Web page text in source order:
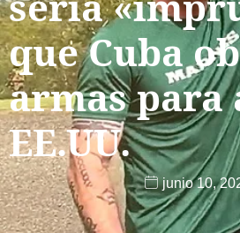
que Cuba
armas para
EE.UU.
junio 10,